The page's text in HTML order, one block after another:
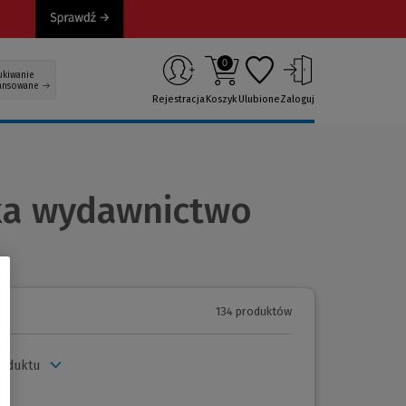
Rejestracja
0
KoszykUlubioneZaloguj
wydawnictwo
134 produktów